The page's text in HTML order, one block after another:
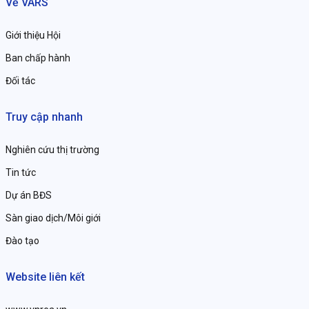
Giới thiệu Hội
Ban chấp hành
Đối tác
Truy cập nhanh
Nghiên cứu thị trường
Tin tức
Dự án BĐS
Sàn giao dịch/Môi giới
Đào tạo
Website liên kết